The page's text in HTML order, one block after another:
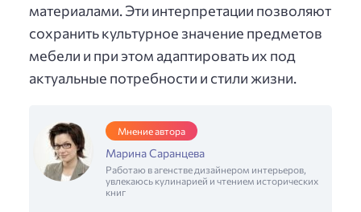
материалами. Эти интерпретации позволяют
сохранить культурное значение предметов
мебели и при этом адаптировать их под
актуальные потребности и стили жизни.
Мнение автора
Марина Саранцева
Работаю в агенстве дизайнером интерьеров,
увлекаюсь кулинарией и чтением исторических
книг